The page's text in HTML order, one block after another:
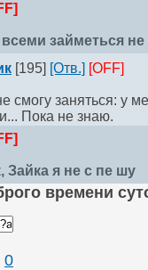
займеться
[195] [Отв.] [OFF]
смогу заняться: у
Пока не знаю.
, Зайка я не с пе шу
времени
0